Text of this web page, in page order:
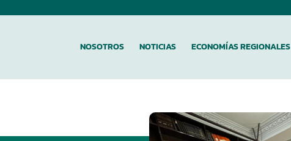
NOSOTROS NOTICIAS ECONOMÍAS REGIONALES